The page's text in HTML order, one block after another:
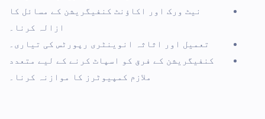
نیٹ ورک اور اکاؤنٹ کنفیگریشن کے مسائل کا
ازالہ کرنا۔
تعمیل اور اثاثہ انوینٹری رپورٹس کی تیاری۔
کنفیگریشن کے فرق کو اسپاٹ کرنے کے لیے متعدد
ملازم کمپیوٹرز کا موازنہ کرنا۔